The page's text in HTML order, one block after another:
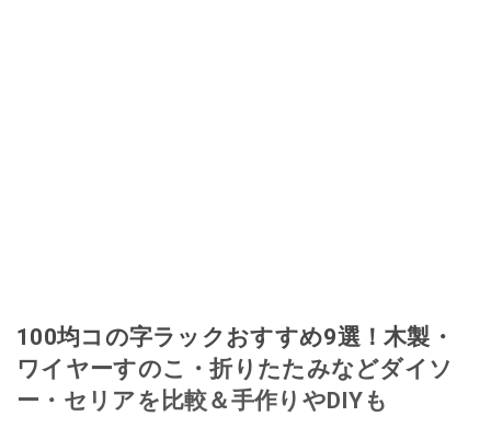
100均コの字ラックおすすめ9選！木製・
ワイヤーすのこ・折りたたみなどダイソ
ー・セリアを比較＆手作りやDIYも